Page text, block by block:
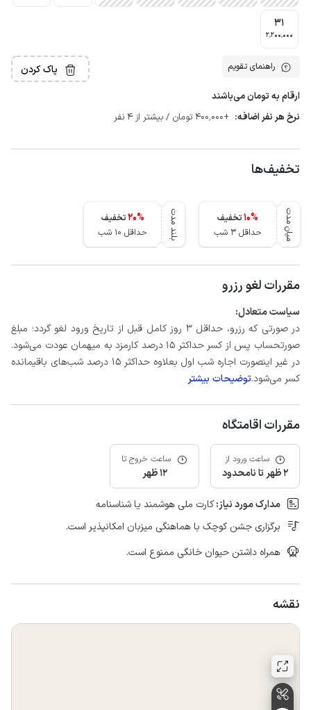
31
2٬200٬000
راهنمای تقویم پاک کردن
ارقام به تومان می‌باشند
نرخ هر نفر اضافه: +400٬000 تومان / بیشتر از 4 نفر
تخفیف‌ها
میان مدت 10%
تخفیف
حداقل 3 شب
بلند مدت 20%
تخفیف
حداقل 10 شب
مقررات لغو رزرو
سیاست متعادل:
در صورتی که رزرو، حداقل 3 روز کامل قبل از تاریخ ورود لغو گردد؛ مبلغ
صورتحساب پس از کسر حداکثر 15 درصد کارمزد به میهمان عودت می‌شود.
در غیر اینصورت اجاره شب اول بعلاوه حداکثر 15 درصد شب‌های باقیمانده
کسر می‌شود.توضیحات بیشتر
مقررات اقامتگاه
ساعت ورود از
2 ظهر تا نامحدود
ساعت خروج تا
12 ظهر
مدارک مورد نیاز:کارت ملی هوشمند یا شناسنامه
برگزاری جشن کوچک با هماهنگی میزبان امکانپذیر است.
همراه داشتن حیوان خانگی ممنوع است.
نقشه